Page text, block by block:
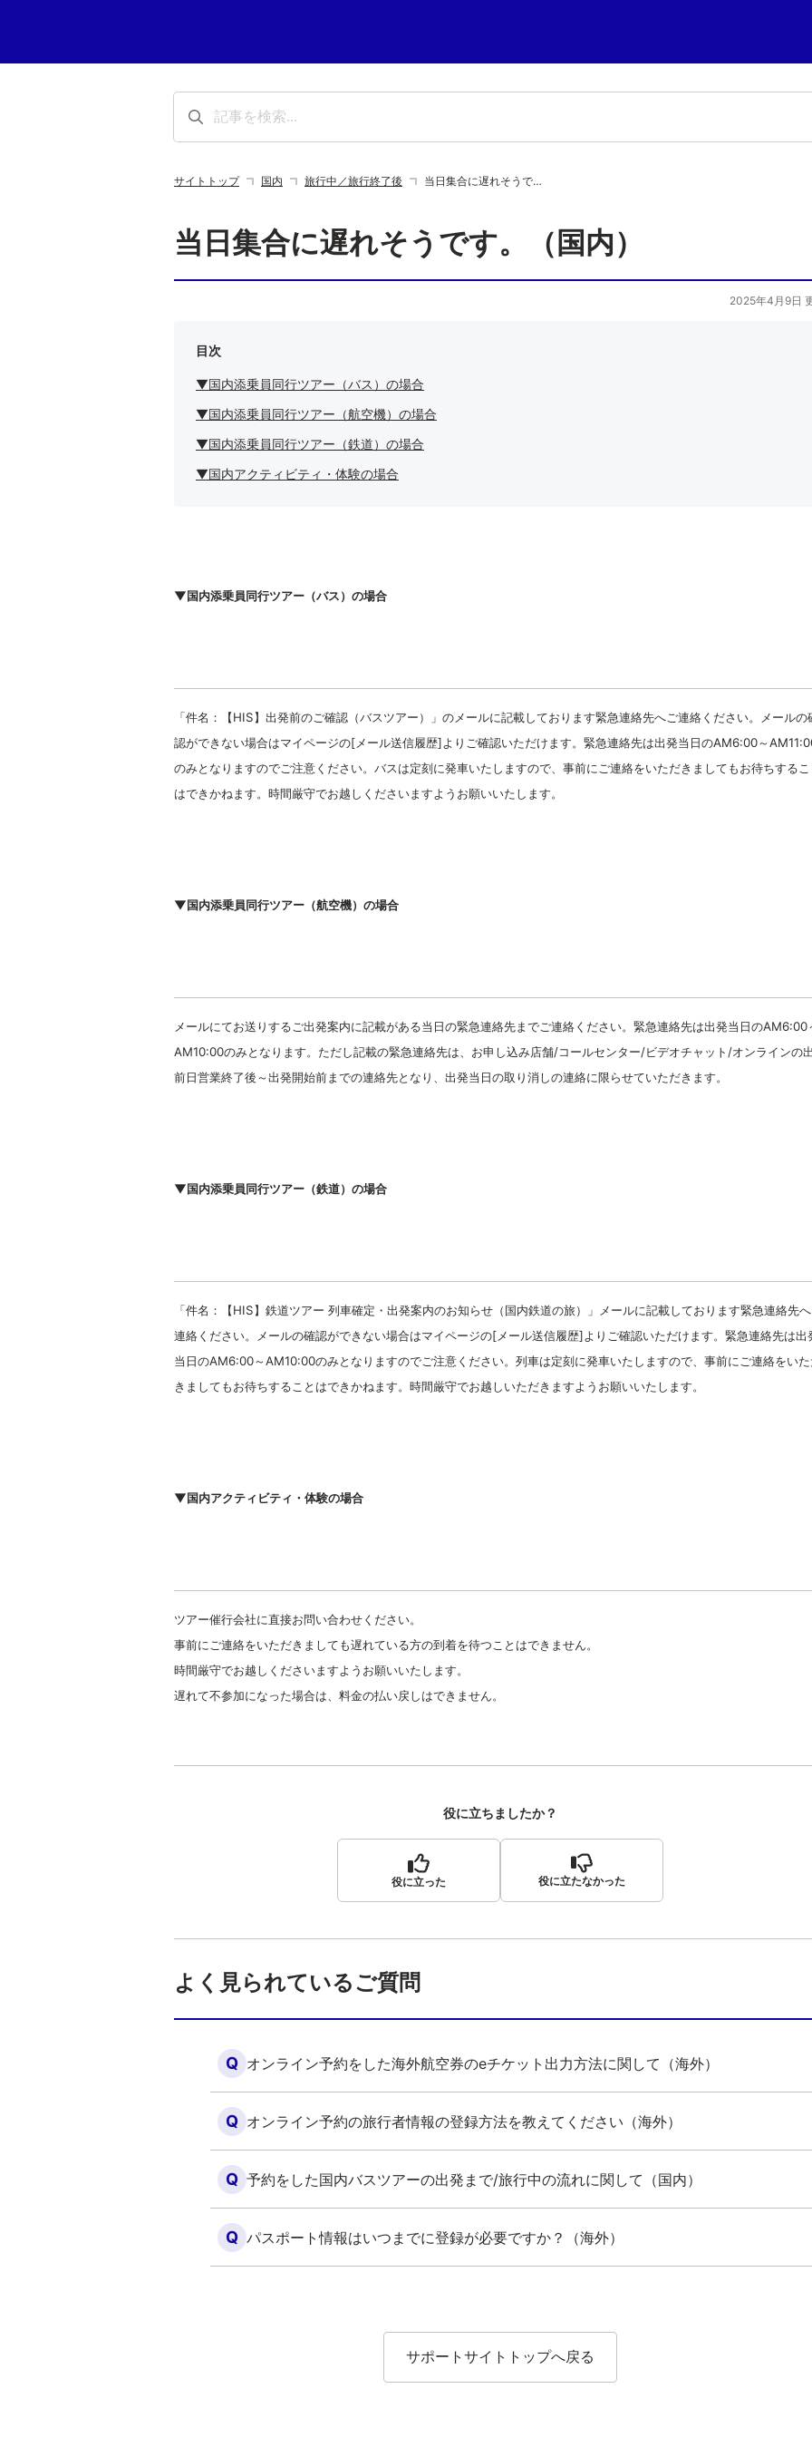
サイトトップ 国内 旅行中／旅行終了後 当日集合に遅れそうで…
当日集合に遅れそうです。（国内）
2025年4月9日
目次
▼国内添乗員同行ツアー（バス）の場合
▼国内添乗員同行ツアー（航空機）の場合
▼国内添乗員同行ツアー（鉄道）の場合
▼国内アクティビティ・体験の場合
▼国内添乗員同行ツアー（バス）の場合
「件名：【HIS】出発前のご確認（バスツアー）」のメールに記載しております緊急連絡先へご連絡ください。メールの
認ができない場合はマイページの[メール送信履歴]よりご確認いただけます。緊急連絡先は出発当日のAM6:00～
のみとなりますのでご注意ください。バスは定刻に発車いたしますので、事前にご連絡をいただきましてもお待ちする
はできかねます。時間厳守でお越しくださいますようお願いいたします。
▼国内添乗員同行ツアー（航空機）の場合
メールにてお送りするご出発案内に記載がある当日の緊急連絡先までご連絡ください。緊急連絡先は出発当日のAM6:00
AM10:00のみとなります。ただし記載の緊急連絡先は、お申し込み店舗/コールセンター/ビデオチャット/オンラインの
前日営業終了後～出発開始前までの連絡先となり、出発当日の取り消しの連絡に限らせていただきます。
▼国内添乗員同行ツアー（鉄道）の場合
「件名：【HIS】鉄道ツアー 列車確定・出発案内のお知らせ（国内鉄道の旅）」メールに記載しております緊急連絡先
連絡ください。メールの確認ができない場合はマイページの[メール送信履歴]よりご確認いただけます。緊急連絡先は出
当日のAM6:00～AM10:00のみとなりますのでご注意ください。列車は定刻に発車いたしますので、事前にご連絡をい
きましてもお待ちすることはできかねます。時間厳守でお越しいただきますようお願いいたします。
▼国内アクティビティ・体験の場合
ツアー催行会社に直接お問い合わせください。
事前にご連絡をいただきましても遅れている方の到着を待つことはできません。
時間厳守でお越しくださいますようお願いいたします。
遅れて不参加になった場合は、料金の払い戻しはできません。
役に立ちましたか？
役に立った 役に立たなかった
よく見られているご質問
Q オンライン予約をした海外航空券のeチケット出力方法に関して（海外）
Q オンライン予約の旅行者情報の登録方法を教えてください（海外）
Q 予約をした国内バスツアーの出発まで/旅行中の流れに関して（国内）
Q パスポート情報はいつまでに登録が必要ですか？（海外）
サポートサイトトップへ戻る